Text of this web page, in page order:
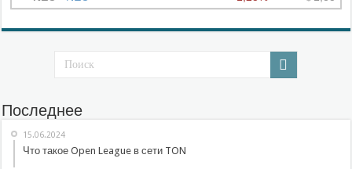
Последнее
15.06.2024
Что такое Open League в сети TON